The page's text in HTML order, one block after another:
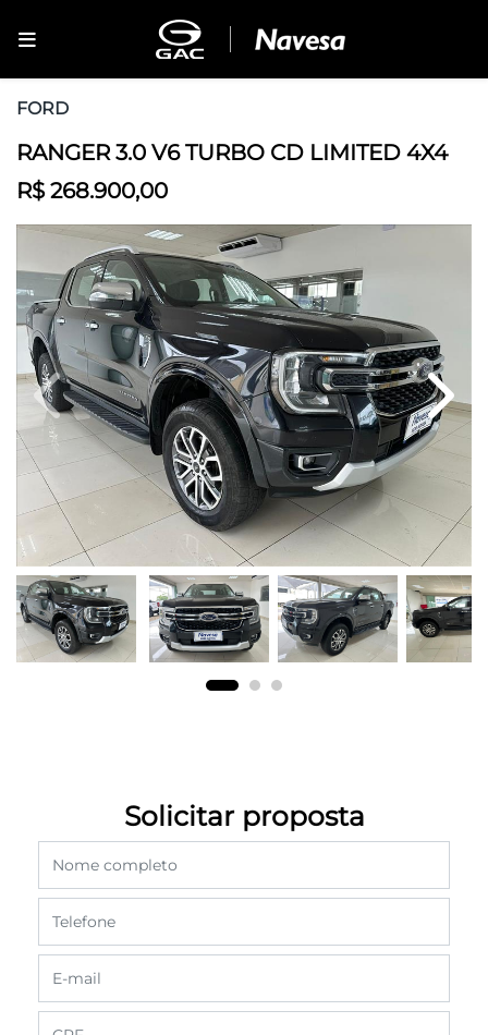
FORD
RANGER 3.0 V6 TURBO CD LIMITED 4X4
R$ 268.900,00
Previous Next
Solicitar proposta